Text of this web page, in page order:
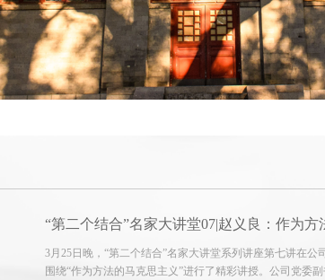
“第二个结合”名家大讲堂07|赵义良：作为方
3月25日晚，“第二个结合”名家大讲堂系列讲座第七讲在
围绕“作为方法的马克思主义”进行了精彩讲授。公司党委